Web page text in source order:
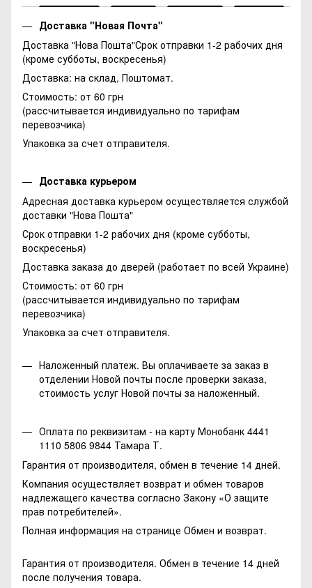
Доставка "Новая Почта"
Доставка "Нова Пошта"Срок отправки 1-2 рабочих дня
(кроме субботы, воскресенья)
Доставка: на склад, Поштомат.
Стоимость: от 60 грн
(рассчитывается индивидуально по тарифам
перевозчика)
Упаковка за счет отправителя.
Доставка курьером
Адресная доставка курьером осуществляется службой
доставки "Нова Пошта"
Срок отправки 1-2 рабочих дня (кроме субботы,
воскресенья)
Доставка заказа до дверей (работает по всей Украине)
Стоимость: от 60 грн
(рассчитывается индивидуально по тарифам
перевозчика)
Упаковка за счет отправителя.
Наложенный платеж. Вы оплачиваете за заказ в
отделении Новой почты после проверки заказа,
стоимость услуг Новой почты за наложенный.
Оплата по реквизитам - на карту Монобанк 4441
1110 5806 9844 Тамара Т.
Гарантия от производителя, обмен в течение 14 дней.
Компания осуществляет возврат и обмен товаров
надлежащего качества согласно Закону «О защите
прав потребителей».
Полная информация на странице Обмен и возврат.
Гарантия от производителя. Обмен в течение 14 дней
после получения товара.